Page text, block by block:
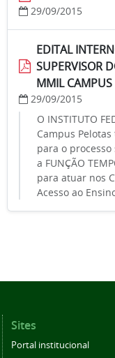
29/09/2015
EDITAL
SUPERVISOR
MMIL CAMPUS
29/09/2015
O INSTITUTO
Campus
para o
a FUNÇÃO
para atuar nos
Acesso ao
Sites
Portal institucional